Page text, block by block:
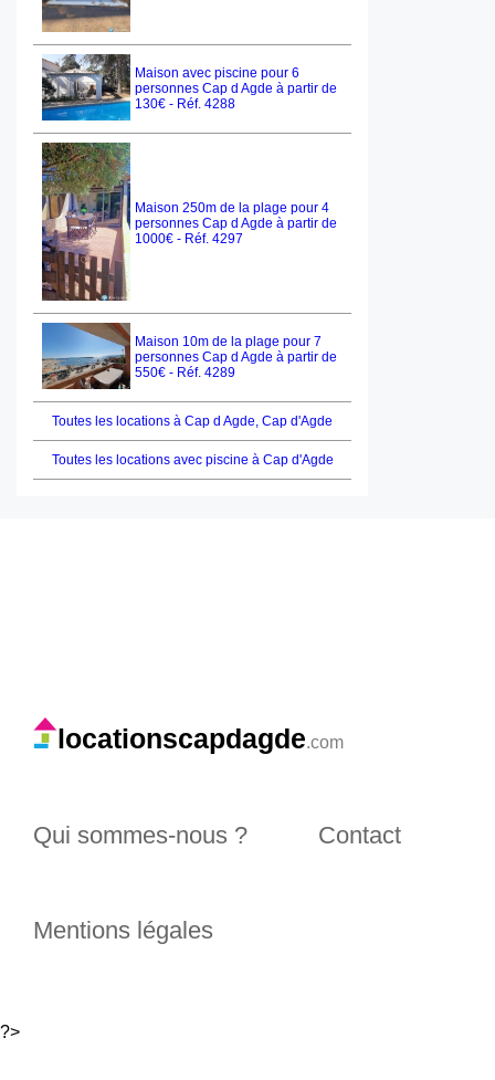
Maison avec piscine pour 6
personnes Cap d Agde à partir de
130€ - Réf. 4288
Maison 250m de la plage pour 4
personnes Cap d Agde à partir de
1000€ - Réf. 4297
Maison 10m de la plage pour 7
personnes Cap d Agde à partir de
550€ - Réf. 4289
Toutes les locations à Cap d Agde, Cap d'Agde
Toutes les locations avec piscine à Cap d'Agde
locationscapdagde.com
Qui sommes-nous ? Contact
Mentions légales
?>